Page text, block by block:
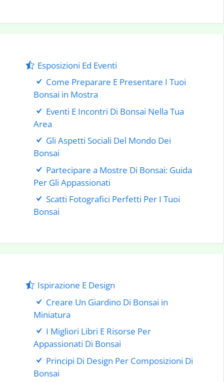
Esposizioni Ed Eventi
Come Preparare E Presentare I Tuoi
Bonsai in Mostra
Eventi E Incontri Di Bonsai Nella Tua
Area
Gli Aspetti Sociali Del Mondo Dei
Bonsai
Partecipare a Mostre Di Bonsai: Guida
Per Gli Appassionati
Scatti Fotografici Perfetti Per I Tuoi
Bonsai
Ispirazione E Design
Creare Un Giardino Di Bonsai in
Miniatura
I Migliori Libri E Risorse Per
Appassionati Di Bonsai
Principi Di Design Per Composizioni Di
Bonsai